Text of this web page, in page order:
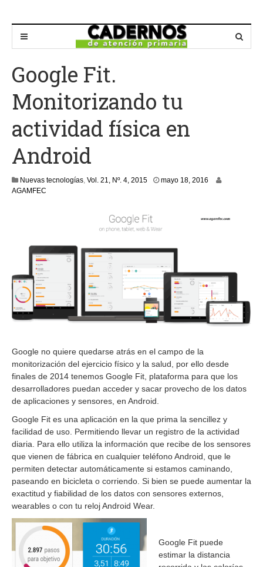
Google Fit.
Monitorizando tu
actividad física en
Android
Nuevas tecnologías, Vol. 21, Nº. 4, 2015 mayo 18, 2016
2
1
6
AGAMFEC
Google no quiere quedarse atrás en el campo de la
monitorización del ejercicio físico y la salud, por ello desde
finales de 2014 tenemos Google Fit, plataforma para que los
desarrolladores puedan acceder y sacar provecho de los datos
de aplicaciones y sensores, en Android.
Google Fit es una aplicación en la que prima la sencillez y
facilidad de uso. Permitiendo llevar un registro de la actividad
diaria. Para ello utiliza la información que recibe de los sensores
que vienen de fábrica en cualquier teléfono Android, que le
permiten detectar automáticamente si estamos caminando,
paseando en bicicleta o corriendo. Si bien se puede aumentar la
exactitud y fiabilidad de los datos con sensores externos,
wearables o con tu reloj Android Wear.
Google Fit puede
estimar la distancia